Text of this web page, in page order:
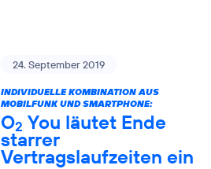
24. September 2019
INDIVIDUELLE KOMBINATION AUS
MOBILFUNK UND SMARTPHONE:
O2 You läutet Ende
starrer
Vertragslaufzeiten ein